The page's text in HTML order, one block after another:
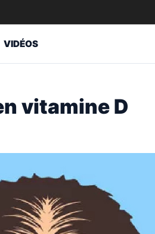
VIDÉOS
vitamine D